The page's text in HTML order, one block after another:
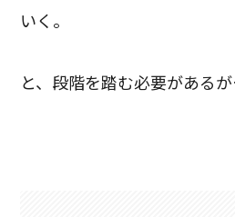
いく。
と、段階を踏む必要がある